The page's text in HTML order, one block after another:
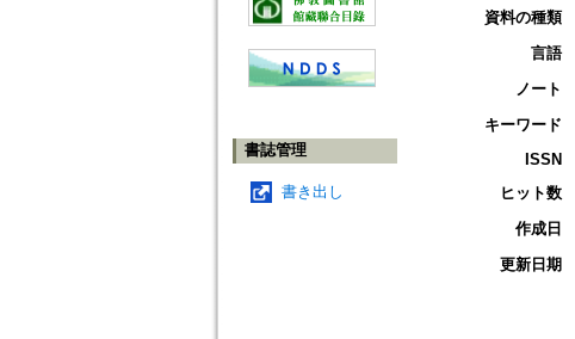
書誌管理
書き出し
資料の種類
言語
ノート
キーワード
ISSN
ヒット数
作成日
更新日期